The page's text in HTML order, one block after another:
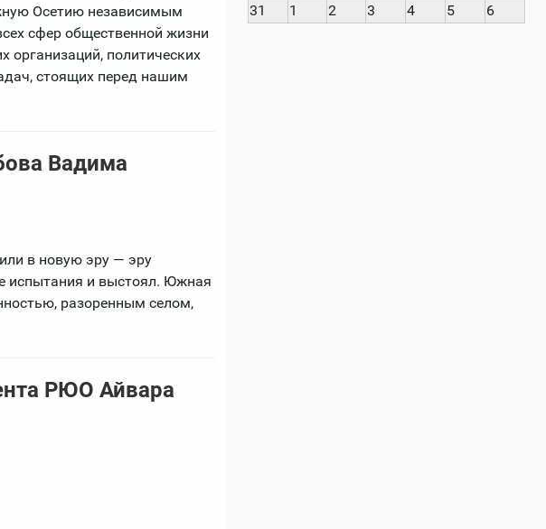
Осетию независимым
сфер общественной жизни
организаций, политических
стоящих перед нашим
Вадима
в новую эру — эру
испытания и выстоял. Южная
разоренным селом,
РЮО Айвара
31
1 2 3 4 5 6